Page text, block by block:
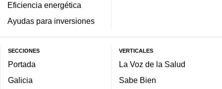
Eficiencia energética
Ayudas para inversiones
SECCIONES
Portada
Galicia
VERTICALES
La Voz de la Salud
Sabe Bien